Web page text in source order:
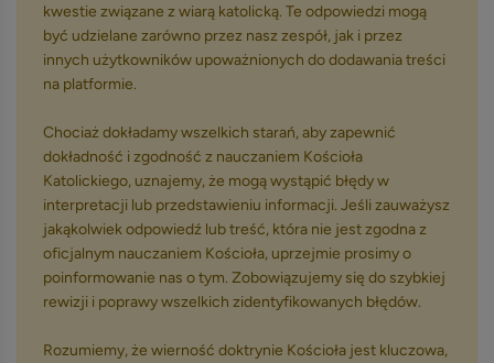
kwestie związane z wiarą katolicką. Te odpowiedzi mogą
być udzielane zarówno przez nasz zespół, jak i przez
innych użytkowników upoważnionych do dodawania treści
na platformie.
Chociaż dokładamy wszelkich starań, aby zapewnić
dokładność i zgodność z nauczaniem Kościoła
Katolickiego, uznajemy, że mogą wystąpić błędy w
interpretacji lub przedstawieniu informacji. Jeśli zauważysz
jakąkolwiek odpowiedź lub treść, która nie jest zgodna z
oficjalnym nauczaniem Kościoła, uprzejmie prosimy o
poinformowanie nas o tym. Zobowiązujemy się do szybkiej
rewizji i poprawy wszelkich zidentyfikowanych błędów.
Rozumiemy, że wierność doktrynie Kościoła jest kluczowa,